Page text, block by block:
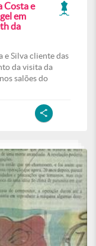
Costa e
em
da
e Silva cliente das
da visita da
salões do